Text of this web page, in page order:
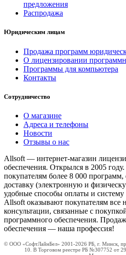
предложения
Распродажа
Юридическим лицам
Продажа программ
О лицензировании
Программы для компьютера
Контакты
Сотрудничество
О магазине
Адреса и телефоны
Новости
Отзывы о нас
Allsoft — интернет-магазин
обеспечения. Открылся в 2005
покупателям более 8 000
доставку (электронную и
удобные способы оплаты и
Allsoft оказывают покупателям все
консультации, связанные с
программного обеспечения.
обеспечения — наша профессия!
© ООО «СофтЛайнБел» 2001-2026 РБ, г. Минск,
10. В Торговом реестре РБ №307752 от